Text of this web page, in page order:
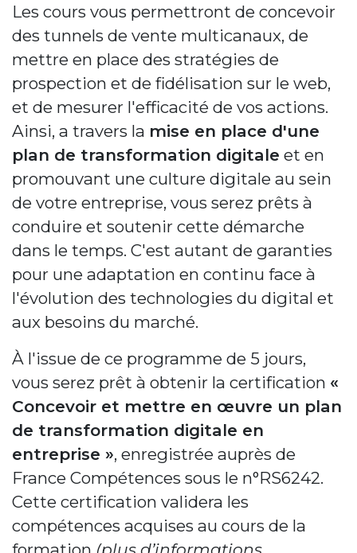
Les cours vous permettront de concevoir
des tunnels de vente multicanaux, de
mettre en place des stratégies de
prospection et de fidélisation sur le web,
et de mesurer l'efficacité de vos actions.
Ainsi, a travers la mise en place d'une
plan de transformation digitale et en
promouvant une culture digitale au sein
de votre entreprise, vous serez prêts à
conduire et soutenir cette démarche
dans le temps. C'est autant de garanties
pour une adaptation en continu face à
l'évolution des technologies du digital et
aux besoins du marché.
À l'issue de ce programme de 5 jours,
vous serez prêt à obtenir la certification «
Concevoir et mettre en œuvre un plan
de transformation digitale en
entreprise », enregistrée auprès de
France Compétences sous le n°RS6242.
Cette certification validera les
compétences acquises au cours de la